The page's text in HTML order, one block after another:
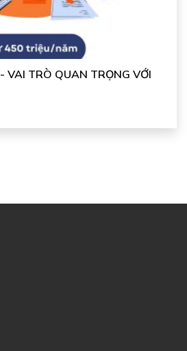
VAI TRÒ QUAN TRỌNG VỚI